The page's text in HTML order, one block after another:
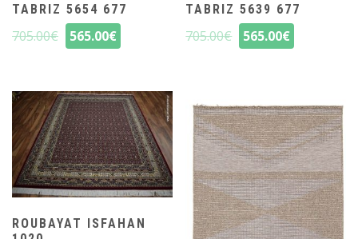
TABRIZ 5654 677
705.00€ 565.00€
TABRIZ 5639 677
705.00€ 565.00€
ROUBAYAT ISFAHAN